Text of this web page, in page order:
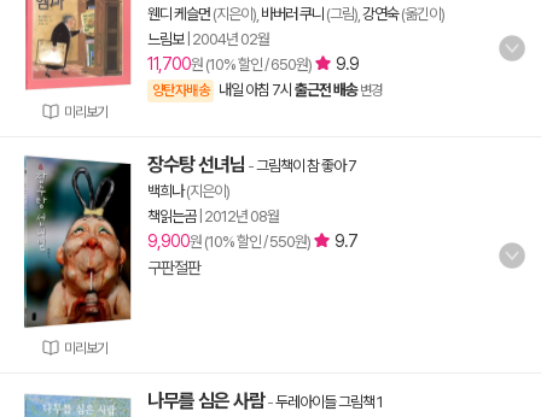
미리보기
웬디 케슬먼 (지은이), 바버러 쿠니 (그림), 강연숙(옮긴이)
느림보| 2004년 02월
11,700원 (10% 할인 / 650원) 9.9
양탄자배송 내일 아침 7시 출근전 배송 변경
미리보기
장수탕 선녀님 -그림책이 참 좋아 7
백희나(지은이)
책읽는곰| 2012년 08월
9,900원 (10% 할인 / 550원)
9.7
구판절판
나무를 심은 사람-두레아이들 그림책 1